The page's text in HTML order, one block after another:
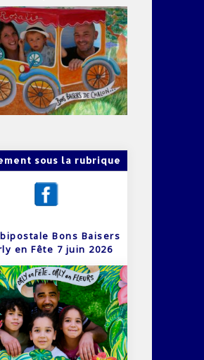
sous la rubrique
Bons Baisers
en Fête 7 juin 2026